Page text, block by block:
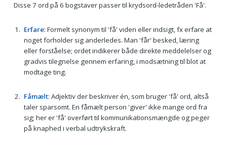
Disse 7 ord på 6 bogstaver passer til krydsord-ledetråden 'Få'.
Erfare: Formelt synonym til 'få' viden eller indsigt, fx erfare at
noget forholder sig anderledes. Man 'får' besked, læring
eller forståelse; ordet indikerer både direkte meddelelser og
gradvis tilegnelse gennem erfaring, i modsætning til blot at
modtage ting.
Fåmælt: Adjektiv der beskriver én, som bruger 'få' ord, altså
taler sparsomt. En fåmælt person 'giver' ikke mange ord fra
sig; her er 'få' overført til kommunikationsmængde og peger
på knaphed i verbal udtrykskraft.